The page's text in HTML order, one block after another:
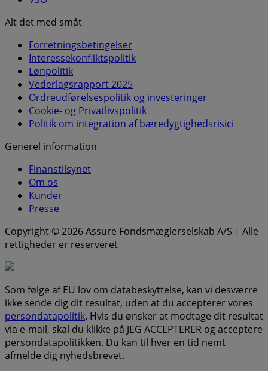
Alt det med småt
Forretningsbetingelser
Interessekonfliktspolitik
Lønpolitik
Vederlagsrapport 2025
Ordreudførelsespolitik og investeringer
Cookie- og Privatlivspolitik
Politik om integration af bæredygtighedsrisici
Generel information
Finanstilsynet
Om os
Kunder
Presse
Copyright © 2026 Assure Fondsmæglerselskab A/S | Alle
rettigheder er reserveret
Som følge af EU lov om databeskyttelse, kan vi desværre
ikke sende dig dit resultat, uden at du accepterer vores
persondatapolitik. Hvis du ønsker at modtage dit resultat
via e-mail, skal du klikke på JEG ACCEPTERER og acceptere
persondatapolitikken. Du kan til hver en tid nemt
afmelde dig nyhedsbrevet.